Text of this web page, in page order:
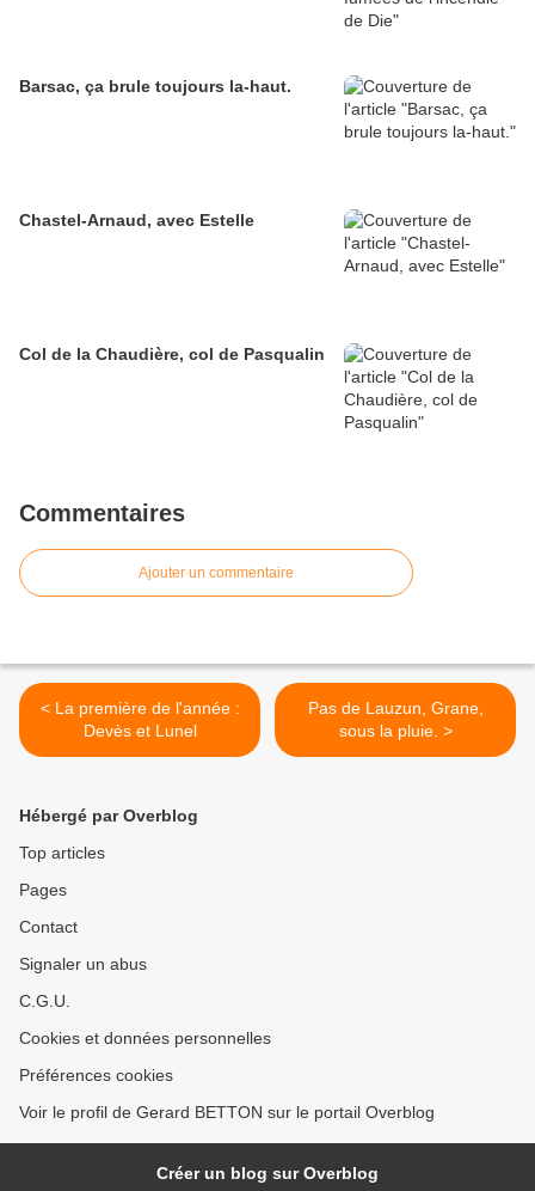
Barsac, ça brule toujours la-haut.
Chastel-Arnaud, avec Estelle
Col de la Chaudière, col de Pasqualin
Commentaires
Ajouter un commentaire
< La première de l'année :
Devès et Lunel
Pas de Lauzun, Grane,
sous la pluie. >
Hébergé par Overblog
Top articles
Pages
Contact
Signaler un abus
C.G.U.
Cookies et données personnelles
Préférences cookies
Voir le profil de Gerard BETTON sur le portail Overblog
Créer un blog sur Overblog